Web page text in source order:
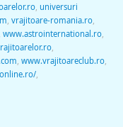
, universuri
, vrajitoare-romania.ro,
www.astrointernational.ro,
,
, www.vrajitoareclub.ro,
,